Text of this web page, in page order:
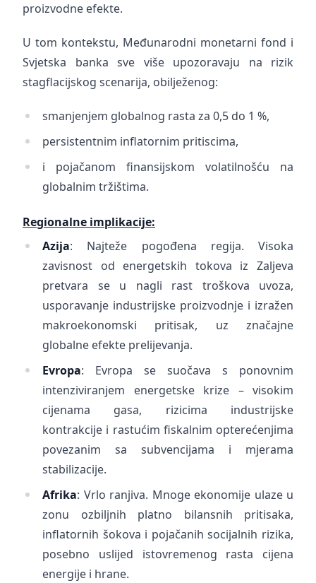
proizvodne efekte.
U tom kontekstu, Međunarodni monetarni fond i
Svjetska banka sve više upozoravaju na rizik
stagflacijskog scenarija, obilježenog:
smanjenjem globalnog rasta za 0,5 do 1 %,
persistentnim inflatornim pritiscima,
i pojačanom finansijskom volatilnošću na
globalnim tržištima.
Regionalne implikacije:
Azija: Najteže pogođena regija. Visoka
zavisnost od energetskih tokova iz Zaljeva
pretvara se u nagli rast troškova uvoza,
usporavanje industrijske proizvodnje i izražen
makroekonomski pritisak, uz značajne
globalne efekte prelijevanja.
Evropa: Evropa se suočava s ponovnim
intenziviranjem energetske krize – visokim
cijenama gasa, rizicima industrijske
kontrakcije i rastućim fiskalnim opterećenjima
povezanim sa subvencijama i mjerama
stabilizacije.
Afrika: Vrlo ranjiva. Mnoge ekonomije ulaze u
zonu ozbiljnih platno bilansnih pritisaka,
inflatornih šokova i pojačanih socijalnih rizika,
posebno uslijed istovremenog rasta cijena
energije i hrane.